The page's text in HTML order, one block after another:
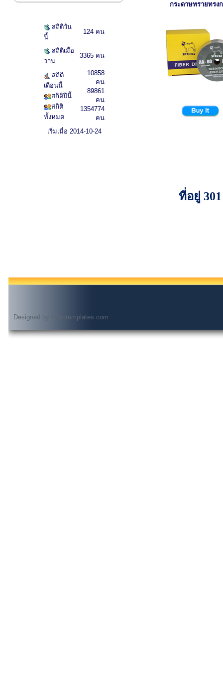
สถิติวัน
นี้
124 คน
สถิติเมื่อ
วาน
3365 คน
สถิติ
เดือนนี้
สถิติปีนี้
สถิติ
ทั้งหมด
10858
คน
89861
คน
1354774
คน
เริ่มเมื่อ 2014-10-24
กระดาษทรายทรง
ที่อยู่
Designed by freektemplates.com